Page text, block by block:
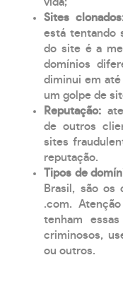
Sites
está tentando
do site é a
domínios
diminui em
um golpe de
Reputação:
de outros
sites
reputação.
Tipos de
Brasil, são os
.com.
tenham
criminosos,
ou outros.